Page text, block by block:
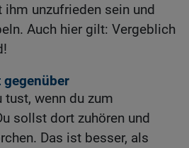
unzufrieden sein und
Auch hier gilt: Vergeblich
gegenüber
tust, wenn du zum
sollst dort zuhören und
Das ist besser, als